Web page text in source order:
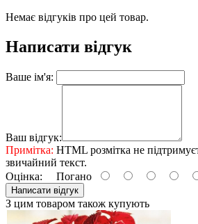
Немає відгуків про цей товар.
Написати відгук
Ваше ім'я:
Ваш відгук:
Примітка: HTML розмітка не
звичайний текст.
Оцінка: Погано
Написати відгук
З цим товаром також купують